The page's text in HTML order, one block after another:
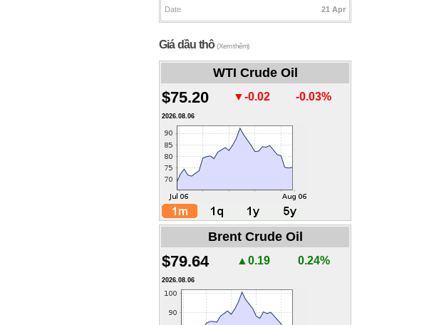
Date 21 Apr
Giá dầu thô(Xem thêm)
WTI Crude Oil
$75.20 ▼-0.02 -0.03%
2026.08.06
Brent Crude Oil
$79.64 ▲0.19 0.24%
2026.08.06